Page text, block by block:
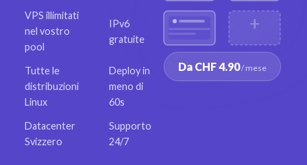
VPS illimitati
nel vostro
pool
IPv6
gratuite
Tutte le
distribuzioni
Linux
Deploy in
meno di
60s
Datacenter
Svizzero
Supporto
24/7
+
Da CHF 4.90/ mese